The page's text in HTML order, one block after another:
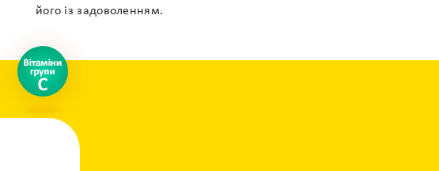
X
його із задоволенням.